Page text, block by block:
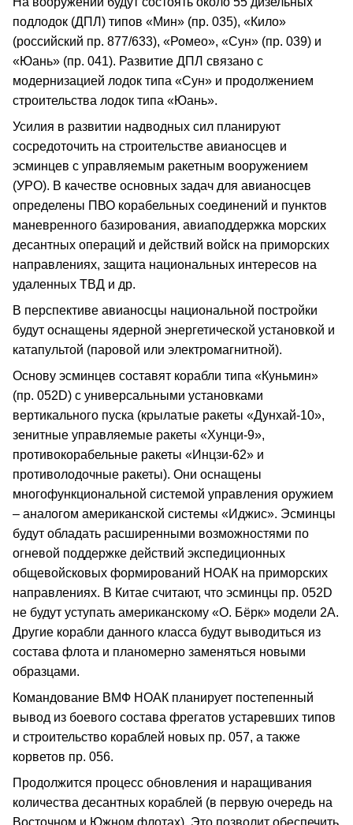
подлодок (ДПЛ) типов «Мин» (пр. 035), «Кило»
(российский пр. 877/633), «Ромео», «Сун» (пр. 039) и
«Юань» (пр. 041). Развитие ДПЛ связано с
модернизацией лодок типа «Сун» и продолжением
строительства лодок типа «Юань».
Усилия в развитии надводных сил планируют
сосредоточить на строительстве авианосцев и
эсминцев с управляемым ракетным вооружением
(УРО). В качестве основных задач для авианосцев
определены ПВО корабельных соединений и пунктов
маневренного базирования, авиаподдержка морских
десантных операций и действий войск на приморских
направлениях, защита национальных интересов на
удаленных ТВД и др.
В перспективе авианосцы национальной постройки
будут оснащены ядерной энергетической установкой и
катапультой (паровой или электромагнитной).
Основу эсминцев составят корабли типа «Куньмин»
(пр. 052D) с универсальными установками
вертикального пуска (крылатые ракеты «Дунхай-10»,
зенитные управляемые ракеты «Хунци-9»,
противокорабельные ракеты «Инцзи-62» и
противолодочные ракеты). Они оснащены
многофункциональной системой управления оружием
– аналогом американской системы «Иджис». Эсминцы
будут обладать расширенными возможностями по
огневой поддержке действий экспедиционных
общевойсковых формирований НОАК на приморских
направлениях. В Китае считают, что эсминцы пр. 052D
не будут уступать американскому «О. Бёрк» модели 2А.
Другие корабли данного класса будут выводиться из
состава флота и планомерно заменяться новыми
образцами.
Командование ВМФ НОАК планирует постепенный
вывод из боевого состава фрегатов устаревших типов
и строительство кораблей новых пр. 057, а также
корветов пр. 056.
Продолжится процесс обновления и наращивания
количества десантных кораблей (в первую очередь на